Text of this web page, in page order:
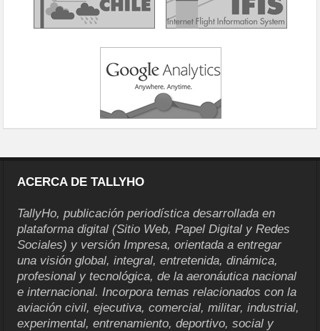
ACERCA DE TALLYHO
TallyHo, publicación periodística desarrollada en
plataforma digital (Sitio Web, Papel Digital y Redes
Sociales) y versión Impresa, orientada a entregar
una visión global, integral, entretenida, dinámica,
profesional y tecnológica, de la aeronáutica nacional
e internacional. Incorpora temas relacionados con la
aviación civil, ejecutiva, comercial, militar, industrial,
experimental, entrenamiento, deportivo, social y